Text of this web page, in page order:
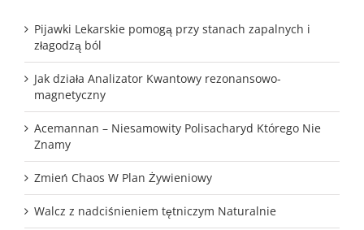
Pijawki Lekarskie pomogą przy stanach zapalnych i
złagodzą ból
Jak działa Analizator Kwantowy rezonansowo-
magnetyczny
Acemannan – Niesamowity Polisacharyd Którego Nie
Znamy
Zmień Chaos W Plan Żywieniowy
Walcz z nadciśnieniem tętniczym Naturalnie